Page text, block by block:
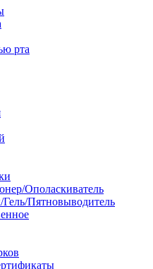
рта
Ополаскиватель
Пятновыводитель